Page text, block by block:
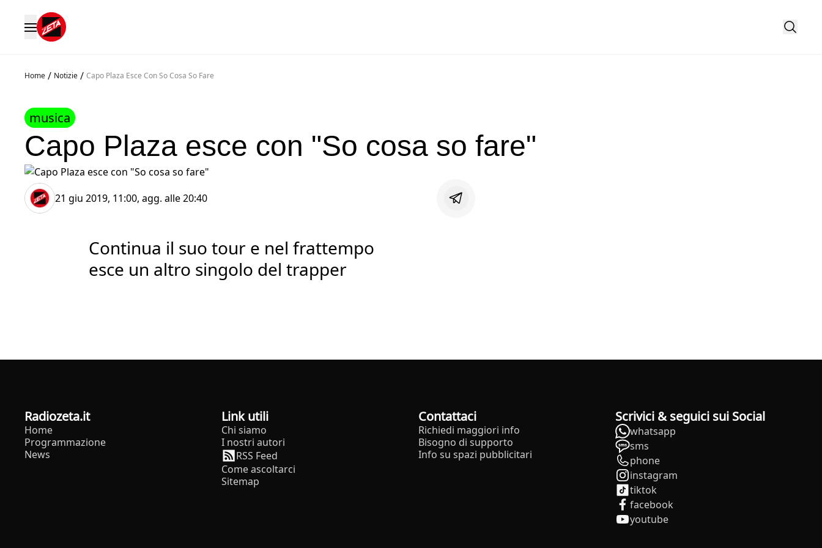
Home / Notizie / Capo Plaza Esce Con So Cosa So Fare
musica
Capo Plaza esce con "So cosa so fare"
21 giu 2019, 11:00, agg. alle20:40
Continua il suo tour e nel frattempo
esce un altro singolo del trapper
radiozeta.it
Home
Programmazione
News
Link utili
Chi siamo
I nostri autori
RSS Feed
Come ascoltarci
Sitemap
Contattaci
Richiedi maggiori info
Bisogno di supporto
Info su spazi pubblicitari
Scrivici & seguici sui Social
whatsapp
sms
phone
instagram
tiktok
facebook
youtube